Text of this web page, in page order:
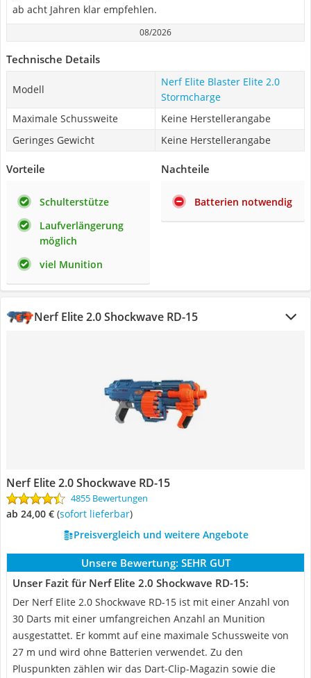
ab acht Jahren klar empfehlen.
08/2026
Technische Details
Modell
Nerf Elite Blaster Elite 2.0
Stormcharge
Maximale Schussweite
Keine Herstellerangabe
Geringes Gewicht
Keine Herstellerangabe
Vorteile
Schulterstütze
Laufverlängerung
möglich
viel Munition
Nachteile
Batterien notwendig
Nerf Elite 2.0 Shockwave RD-15
Nerf Elite 2.0 Shockwave RD-15
4855 Bewertungen
ab 24,00 € ( Sofort lieferbar)
Preisvergleich und weitere Angebote
Unsere Bewertung: SEHR GUT
Unser Fazit für Nerf Elite 2.0 Shockwave RD-15:
Der Nerf Elite 2.0 Shockwave RD-15 ist mit einer Anzahl von
30 Darts mit einer umfangreichen Anzahl an Munition
ausgestattet. Er kommt auf eine maximale Schussweite von
27 m und wird ohne Batterien verwendet. Zu den
Pluspunkten zählen wir das Dart-Clip-Magazin sowie die